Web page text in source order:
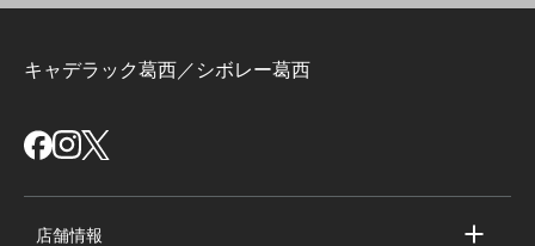
キャデラック葛西／シボレー葛西
店舗情報